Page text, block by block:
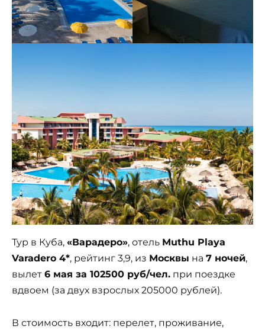
Тур в Куба, «Варадеро», отель Muthu Playa
Varadero 4*, рейтинг 3,9, из Москвы на 7 ночей,
вылет 6 мая за 102500 руб/чел. при поездке
вдвоем (за двух взрослых 205000 рублей).
В стоимость входит: перелет, проживание,